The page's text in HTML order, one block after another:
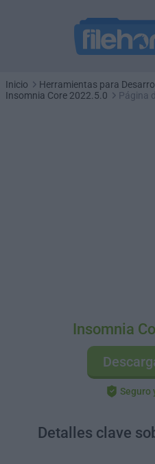
Inicio
Herramientas para
Insomnia Core 2022.5.0
Página
Insomnia
Seguro
Detalles clave